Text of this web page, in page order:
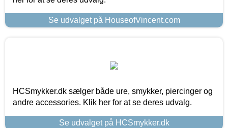
Se udvalget på HouseofVincent.com
HCSmykker.dk sælger både ure, smykker, piercinger og
andre accessories. Klik her for at se deres udvalg.
Se udvalget på HCSmykker.dk